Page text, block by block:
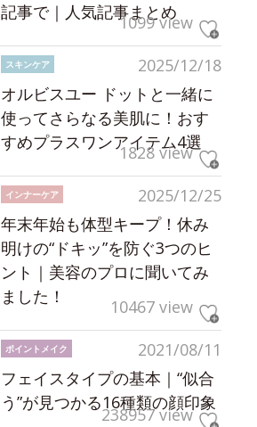
記事で｜人気記事まとめ
1099 view
2025/12/18
スキンケア
オルビスユー ドットと一緒に
使ってさらなる美肌に！おす
すめプラスワンアイテム4選
1828 view
2025/12/25
インナーケア
年末年始も体型キープ！休み
明けの“ドキッ”を防ぐ3つのヒ
ント｜美容のプロに聞いてみ
ました！
10467 view
2021/08/11
ポイントメイク
フェイスタイプの基本｜“似合
う”が見つかる16種類の顔印象
238957 view